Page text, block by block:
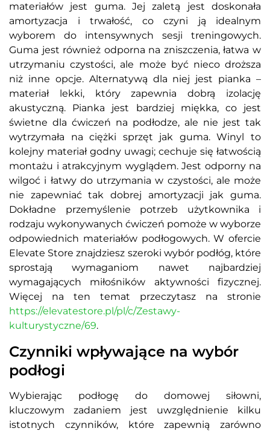
materiałów jest guma. Jej zaletą jest doskonała
amortyzacja i trwałość, co czyni ją idealnym
wyborem do intensywnych sesji treningowych.
Guma jest również odporna na zniszczenia, łatwa w
utrzymaniu czystości, ale może być nieco droższa
niż inne opcje. Alternatywą dla niej jest pianka –
materiał lekki, który zapewnia dobrą izolację
akustyczną. Pianka jest bardziej miękka, co jest
świetne dla ćwiczeń na podłodze, ale nie jest tak
wytrzymała na ciężki sprzęt jak guma. Winyl to
kolejny materiał godny uwagi; cechuje się łatwością
montażu i atrakcyjnym wyglądem. Jest odporny na
wilgoć i łatwy do utrzymania w czystości, ale może
nie zapewniać tak dobrej amortyzacji jak guma.
Dokładne przemyślenie potrzeb użytkownika i
rodzaju wykonywanych ćwiczeń pomoże w wyborze
odpowiednich materiałów podłogowych. W ofercie
Elevate Store znajdziesz szeroki wybór podłóg, które
sprostają wymaganiom nawet najbardziej
wymagających miłośników aktywności fizycznej.
Więcej na ten temat przeczytasz na stronie
https://elevatestore.pl/pl/c/Zestawy-
kulturystyczne/69.
Czynniki wpływające na wybór
podłogi
Wybierając podłogę do domowej siłowni,
kluczowym zadaniem jest uwzględnienie kilku
istotnych czynników, które zapewnią zarówno